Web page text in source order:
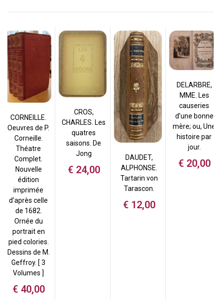
CORNEILLE.
Oeuvres de P.
Corneille.
Théatre
Complet.
Nouvelle
édition
imprimée
d’après celle
de 1682.
Ornée du
portrait en
pied colories.
Dessins de M.
Geffroy. [ 3
Volumes ]
€ 40,00
CROS,
CHARLES. Les
quatres
saisons. De
Jong
€ 24,00
DAUDET,
ALPHONSE.
Tartarin von
Tarascon.
€ 12,00
DELARBRE,
MME. Les
causeries
d’une bonne
mère; ou, Une
histoire par
jour.
€ 20,00